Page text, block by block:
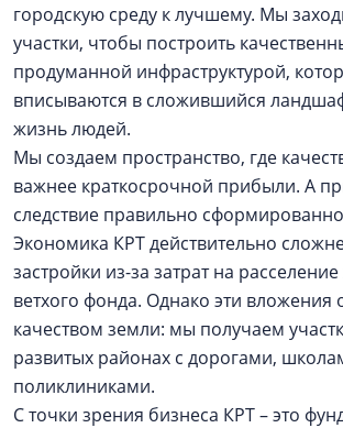
городскую среду к лучшему. Мы
участки, чтобы построить
продуманной инфраструктурой,
вписываются в сложившийся
жизнь людей.
Мы создаем пространство, где
важнее краткосрочной прибыли. А
следствие правильно
Экономика КРТ действительно
застройки из-за затрат на
ветхого фонда. Однако эти вложения
качеством земли: мы получаем
развитых районах с дорогами,
поликлиниками.
С точки зрения бизнеса КРТ – это